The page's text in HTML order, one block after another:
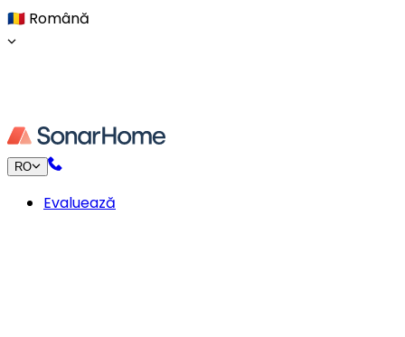
🇷🇴 Română
RO
Evaluează